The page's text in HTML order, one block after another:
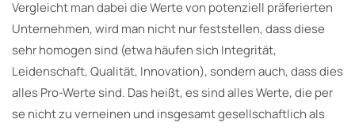
Vergleicht man dabei die Werte von potenziell präferierten
Unternehmen, wird man nicht nur feststellen, dass diese
sehr homogen sind (etwa häufen sich Integrität,
Leidenschaft, Qualität, Innovation), sondern auch, dass dies
alles Pro-Werte sind. Das heißt, es sind alles Werte, die per
se nicht zu verneinen und insgesamt gesellschaftlich als